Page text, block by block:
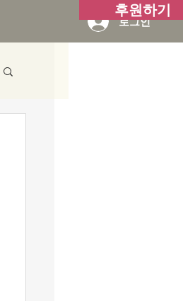
로그인
후원하기